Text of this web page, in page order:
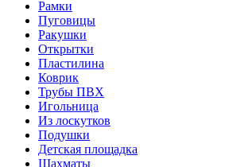
Рамки
Пуговицы
Ракушки
Открытки
Пластилина
Коврик
Трубы ПВХ
Игольница
Из лоскутков
Подушки
Детская площадка
Шахматы